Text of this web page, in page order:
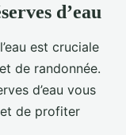
d’eau
est cruciale
de randonnée.
d’eau vous
de profiter